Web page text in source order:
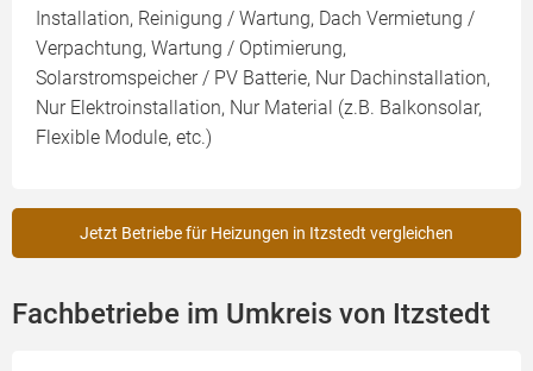
Installation, Reinigung / Wartung, Dach Vermietung /
Verpachtung, Wartung / Optimierung,
Solarstromspeicher / PV Batterie, Nur Dachinstallation,
Nur Elektroinstallation, Nur Material (z.B. Balkonsolar,
Flexible Module, etc.)
Jetzt Betriebe für Heizungen in Itzstedt vergleichen
Fachbetriebe im Umkreis von Itzstedt